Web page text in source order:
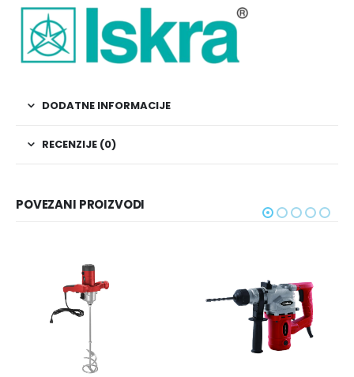
DODATNE INFORMACIJE
RECENZIJE (0)
POVEZANI PROIZVODI